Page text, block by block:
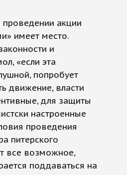
акции
имеет место.
и
«если эта
попробует
движение, власти
для защиты
настроенные
проведения
питерского
все возможное,
поддаваться на